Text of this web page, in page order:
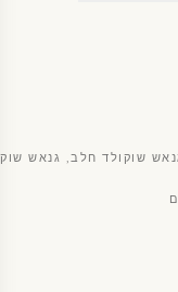
שוקולד חלב, גנאש